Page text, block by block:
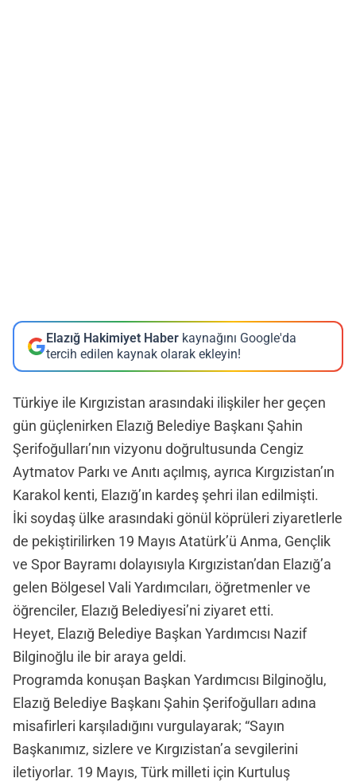
Elazığ Hakimiyet Haber kaynağını Google'da
tercih edilen kaynak olarak ekleyin!
Türkiye ile Kırgızistan arasındaki ilişkiler her geçen
gün güçlenirken Elazığ Belediye Başkanı Şahin
Şerifoğulları’nın vizyonu doğrultusunda Cengiz
Aytmatov Parkı ve Anıtı açılmış, ayrıca Kırgızistan’ın
Karakol kenti, Elazığ’ın kardeş şehri ilan edilmişti.
İki soydaş ülke arasındaki gönül köprüleri ziyaretlerle
de pekiştirilirken 19 Mayıs Atatürk’ü Anma, Gençlik
ve Spor Bayramı dolayısıyla Kırgızistan’dan Elazığ’a
gelen Bölgesel Vali Yardımcıları, öğretmenler ve
öğrenciler, Elazığ Belediyesi’ni ziyaret etti.
Heyet, Elazığ Belediye Başkan Yardımcısı Nazif
Bilginoğlu ile bir araya geldi.
Programda konuşan Başkan Yardımcısı Bilginoğlu,
Elazığ Belediye Başkanı Şahin Şerifoğulları adına
misafirleri karşıladığını vurgulayarak; “Sayın
Başkanımız, sizlere ve Kırgızistan’a sevgilerini
iletiyorlar. 19 Mayıs, Türk milleti için Kurtuluş